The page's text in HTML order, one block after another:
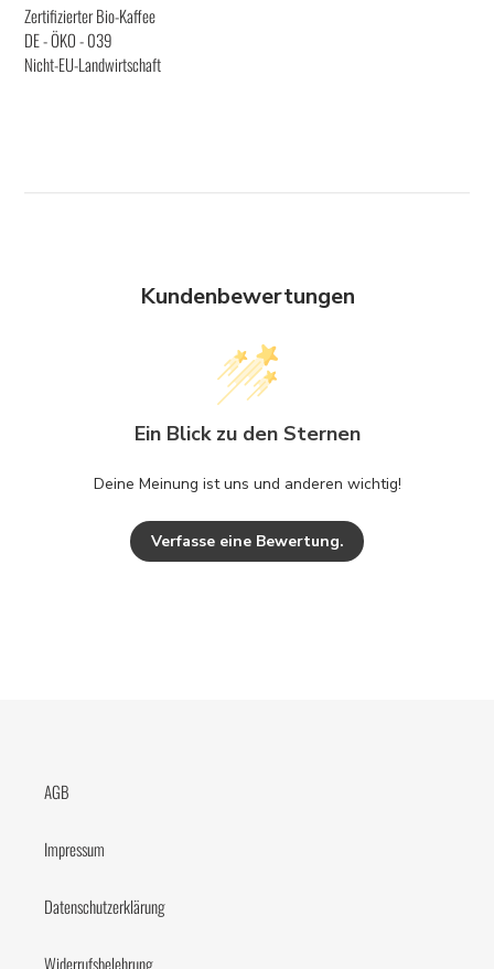
Zertifizierter Bio-Kaffee
DE - ÖKO - 039
Nicht-EU-Landwirtschaft
Kundenbewertungen
Ein Blick zu den Sternen
Deine Meinung ist uns und anderen wichtig!
Verfasse eine Bewertung.
AGB
Impressum
Datenschutzerklärung
Widerrufsbelehrung